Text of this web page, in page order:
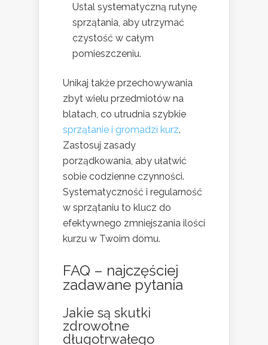
Ustal systematyczną rutynę
sprzątania, aby utrzymać
czystość w całym
pomieszczeniu.
Unikaj także przechowywania
zbyt wielu przedmiotów na
blatach, co utrudnia szybkie
sprzątanie i gromadzi kurz.
Zastosuj zasady
porządkowania, aby ułatwić
sobie codzienne czynności.
Systematyczność i regularność
w sprzątaniu to klucz do
efektywnego zmniejszania ilości
kurzu w Twoim domu.
FAQ – najczęściej
zadawane pytania
Jakie są skutki
zdrowotne
długotrwałego